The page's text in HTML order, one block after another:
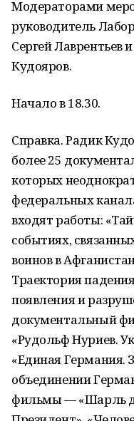
Модераторами
руководитель
Сергей Лаврентьев
Кудояров.
Начало в 18.30.
Справка. Радик
более 25
которых
федеральных
входят работы:
событиях,
воинов в
Траектория
появления и
документальный
«Рудольф Нуриев.
«Единая Германия.
объединении
фильмы — «Шарль